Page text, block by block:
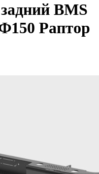
BMS
Раптор